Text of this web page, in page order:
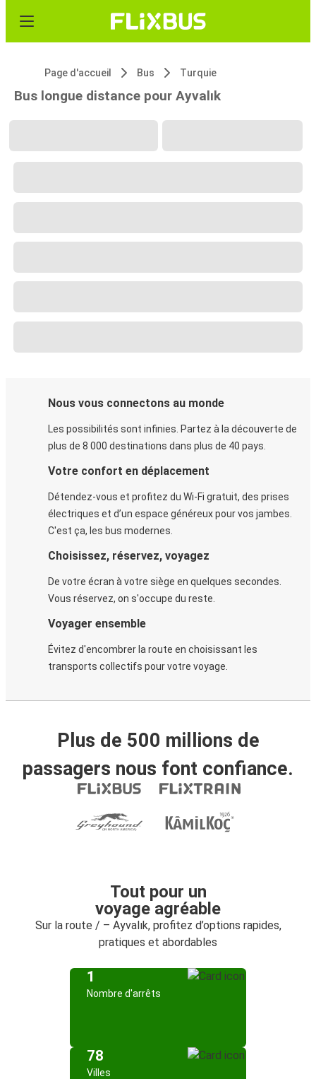
Page d'accueil Bus Turquie
Bus longue distance pour Ayvalık
Nous vous connectons au monde
Les possibilités sont infinies. Partez à la découverte de
plus de 8 000 destinations dans plus de 40 pays.
Votre confort en déplacement
Détendez-vous et profitez du Wi-Fi gratuit, des prises
électriques et d’un espace généreux pour vos jambes.
C'est ça, les bus modernes.
Choisissez, réservez, voyagez
De votre écran à votre siège en quelques secondes.
Vous réservez, on s'occupe du reste.
Voyager ensemble
Évitez d'encombrer la route en choisissant les
transports collectifs pour votre voyage.
Plus de 500 millions de
passagers nous font confiance.
Tout pour un
voyage agréable
Sur la route / – Ayvalık, profitez d’options rapides,
pratiques et abordables
1
Nombre d'arrêts
78
Villes